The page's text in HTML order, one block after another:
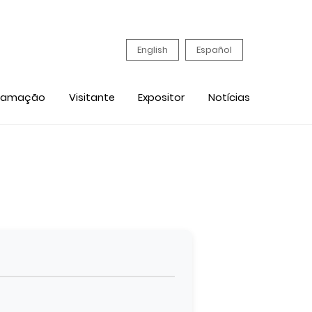
English Español
Visitante Expositor Notícias